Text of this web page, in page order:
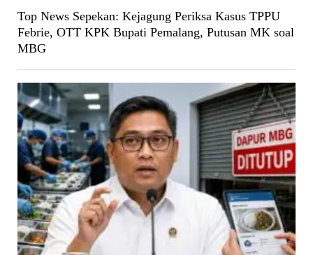
Top News Sepekan: Kejagung Periksa Kasus TPPU
Febrie, OTT KPK Bupati Pemalang, Putusan MK soal
MBG